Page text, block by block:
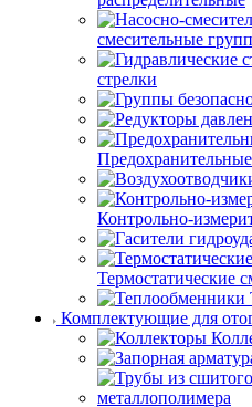
смесительные
стрелки
Контрольно-
Термостатические
Комплектующие для